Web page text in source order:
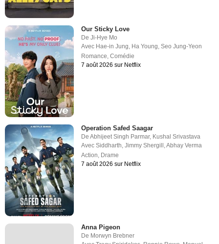
Our Sticky Love
DeJi-Hye Mo
Avec Hae-in Jung Ha Young ,Seo Jung-Yeon
Romance ,Comédie
7 août 2026 sur Netflix
Operation Safed Saagar
DeAbhijeet Singh Parmar, Kushal Srivastava
AvecSiddharth,Jimmy Shergill ,Abhay Verma
Action, Drame
7 août 2026 sur Netflix
Anna Pigeon
De Morwyn Brebner